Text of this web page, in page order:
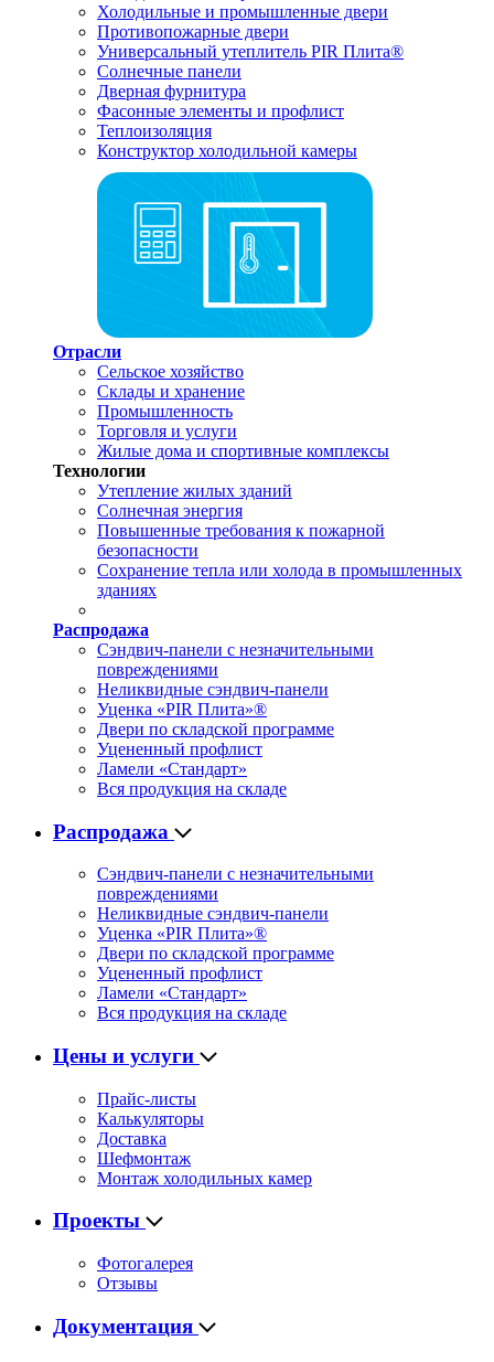
Холодильные и промышленные двери
Противопожарные двери
Универсальный утеплитель PIR Плита®
Солнечные панели
Дверная фурнитура
Фасонные элементы и профлист
Теплоизоляция
Конструктор холодильной камеры
Отрасли
Сельское хозяйство
Склады и хранение
Промышленность
Торговля и услуги
Жилые дома и спортивные комплексы
Технологии
Утепление жилых зданий
Солнечная энергия
Повышенные требования к пожарной
безопасности
Сохранение тепла или холода в промышленных
зданиях
Распродажа
Сэндвич-панели с незначительными
повреждениями
Неликвидные сэндвич-панели
Уценка «PIR Плита»®
Двери по складской программе
Уцененный профлист
Ламели «Стандарт»
Вся продукция на складе
Распродажа
Сэндвич-панели с незначительными
повреждениями
Неликвидные сэндвич-панели
Уценка «PIR Плита»®
Двери по складской программе
Уцененный профлист
Ламели «Стандарт»
Вся продукция на складе
Цены и услуги
Прайс-листы
Калькуляторы
Доставка
Шефмонтаж
Монтаж холодильных камер
Проекты
Фотогалерея
Отзывы
Документация